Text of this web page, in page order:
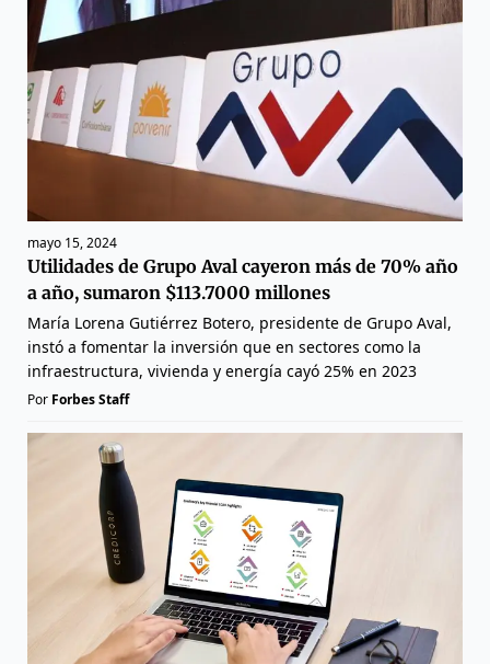
mayo 15, 2024
Utilidades de Grupo Aval cayeron más de 70% año
a año, sumaron $113.7000 millones
María Lorena Gutiérrez Botero, presidente de Grupo Aval,
instó a fomentar la inversión que en sectores como la
infraestructura, vivienda y energía cayó 25% en 2023
Por Forbes Staff